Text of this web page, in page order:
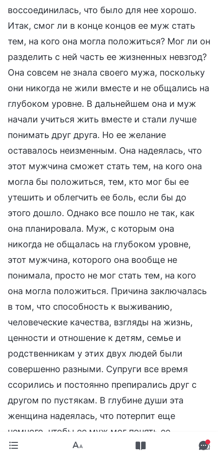
воссоединилась, что было для нее хорошо.
Итак, смог ли в конце концов ее муж стать
тем, на кого она могла положиться? Мог ли он
разделить с ней часть ее жизненных невзгод?
Она совсем не знала своего мужа, поскольку
они никогда не жили вместе и не общались на
глубоком уровне. В дальнейшем она и муж
начали учиться жить вместе и стали лучше
понимать друг друга. Но ее желание
оставалось неизменным. Она надеялась, что
этот мужчина сможет стать тем, на кого она
могла бы положиться, тем, кто мог бы ее
утешить и облегчить ее боль, если бы до
этого дошло. Однако все пошло не так, как
она планировала. Муж, с которым она
никогда не общалась на глубоком уровне,
этот мужчина, которого она вообще не
понимала, просто не мог стать тем, на кого
она могла положиться. Причина заключалась
в том, что способность к выживанию,
человеческие качества, взгляды на жизнь,
ценности и отношение к детям, семье и
родственникам у этих двух людей были
совершенно разными. Супруги все время
ссорились и постоянно препирались друг с
другом по пустякам. В глубине души эта
женщина надеялась, что потерпит еще
немного, чтобы ее муж мог понять ее
доброту, терпение и то, как тяжело ей